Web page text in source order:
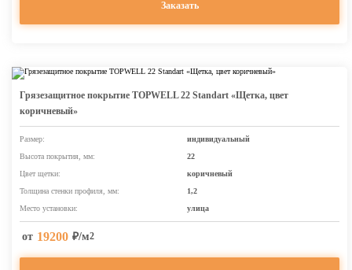
Заказать
Грязезащитное покрытие TOPWELL 22 Standart «Щетка, цвет
коричневый»
Размер:
индивидуальный
Высота покрытия, мм:
22
Цвет щетки:
коричневый
Толщина стенки профиля, мм:
1,2
Место установки:
улица
от 19200 ₽/м2